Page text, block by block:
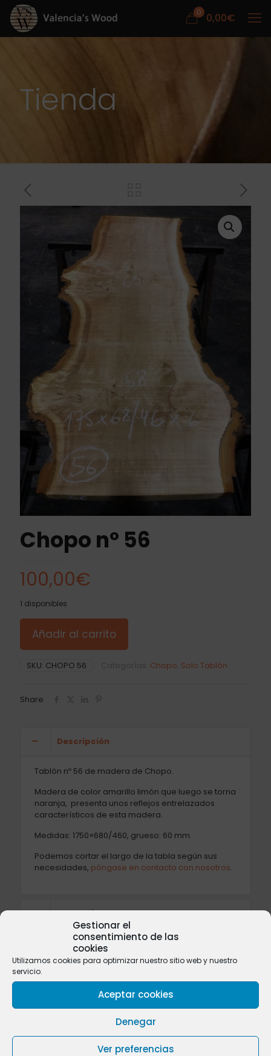
Gestionar el
consentimiento de las
cookies
Utilizamos cookies para optimizar nuestro sitio web y nuestro
servicio.
Aceptar cookies
Denegar
Ver preferencias
0 0,00€
Tienda
Chopo nº 56
100,00€
1 disponibles
Añadir al carrito
SKU: CHOPO 56 Chopo Solo Tablón
Share
Descripción
Tablón nº 56 de madera de Chopo.
Madera de color amarillo limón que luego se torna
naranja, presenta unos reflejos entrelazados
característicos de esta madera.
Medidas: 1750×680/460, grueso: 60 mm.
Podemos cortar el largo de la tabla según sus
necesidades, póngase en contacto con nosotros.
Valoraciones0
Productos relacionados